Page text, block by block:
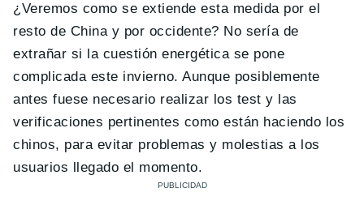
¿Veremos como se extiende esta medida por el
resto de China y por occidente? No sería de
extrañar si la cuestión energética se pone
complicada este invierno. Aunque posiblemente
antes fuese necesario realizar los test y las
verificaciones pertinentes como están haciendo los
chinos, para evitar problemas y molestias a los
usuarios llegado el momento.